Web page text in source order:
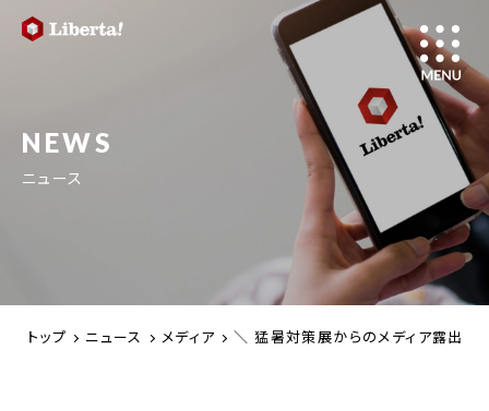
NEWS
ニュース
トップ ニュース メディア ＼ 猛暑対策展からのメディア露出情